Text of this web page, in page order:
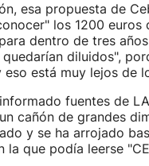
esa propuesta de
los 1200 euros
dentro de tres
quedarían diluidos",
eso está muy lejos de
fuentes de
cañón de grandes
y se ha arrojado
la que podía leerse